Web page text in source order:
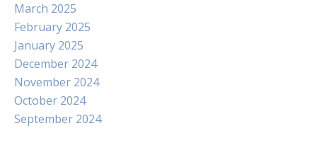
March 2025
February 2025
January 2025
December 2024
November 2024
October 2024
September 2024